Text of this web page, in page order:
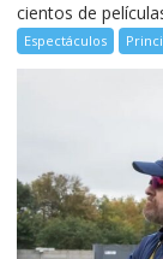
cientos de
Espectáculos